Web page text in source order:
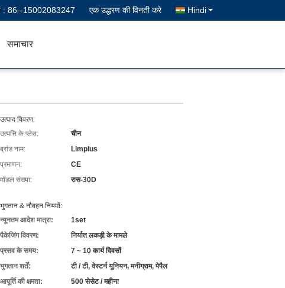
: 86--15002083247 एक उद्धरण की विनती करे Hindi
समाचार
उत्पाद विवरण:
उत्पत्ति के प्लेस:
चीन
ब्रांड नाम:
Limplus
प्रमाणन:
CE
मॉडल संख्या:
रास-30D
भुगतान & नौवहन नियमों:
न्यूनतम आदेश मात्रा:
1set
पैकेजिंग विवरण:
निर्यात लकड़ी के मामले
प्रसव के समय:
7 ~ 10 कार्य दिवसों
भुगतान शर्तें:
टी / टी, वेस्टर्न यूनियन, मनीग्राम, पेपैल
आपूर्ति की क्षमता:
500 सेसेट / महीना